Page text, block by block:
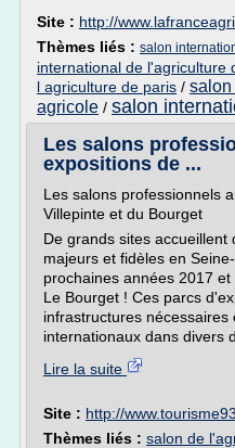
Site : http://
Thèmes liés : salon
international de l'agriculture
l agriculture de paris / salon
agricole / salon
Les salons
expositions de ...
Les salons professionnels
Villepinte et du Bourget
De grands sites
majeurs et fidèles en
prochaines années 2017
Le Bourget ! Ces parcs
infrastructures nécessaires
internationaux dans divers
Lire la suite
Site : http://
Thèmes liés : salon de